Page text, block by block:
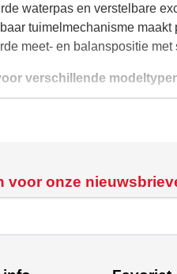
waterpas en verstelbare
tuimelmechanisme
meet- en balanspositie
verschillende
modellen met
praktisch gebruik en
demonteren voor compacte
weerstand tegen vocht en
voor onze